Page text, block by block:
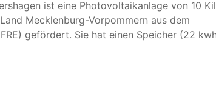
ist eine Photovoltaikanlage von 10
Mecklenburg-Vorpommern aus dem
gefördert. Sie hat einen Speicher (22